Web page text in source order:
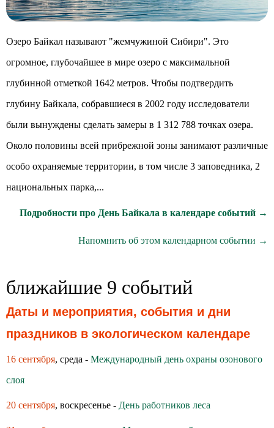
Озеро Байкал называют "жемчужиной Сибири". Это
огромное, глубочайшее в мире озеро с максимальной
глубинной отметкой 1642 метров. Чтобы подтвердить
глубину Байкала, собравшиеся в 2002 году исследователи
были вынуждены сделать замеры в 1 312 788 точках озера.
Около половины всей прибрежной зоны занимают различные
особо охраняемые территории, в том числе 3 заповедника, 2
национальных парка,...
Подробности про День Байкала в календаре событий →
Напомнить об этом календарном событии →
ближайшие 9 событий
Даты и мероприятия, события и дни
праздников в экологическом календаре
16 сентября, среда - Международный день охраны озонового
слоя
20 сентября, воскресенье - День работников леса